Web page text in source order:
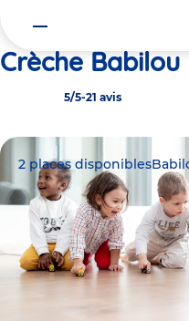
Crèche Babilou
5/5-21 avis
2 places disponibles